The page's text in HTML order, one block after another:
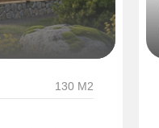
130 М2